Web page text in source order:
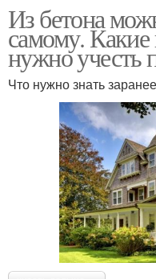
Из бетона
самому.
нужно учесть
Что нужно знать